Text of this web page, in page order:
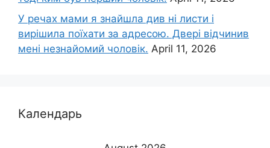
У речах мами я знайшла див ні листи і
вирішила поїхати за адресою. Двері відчинив
мені незнайомий чоловік. April 11, 2026
Календарь